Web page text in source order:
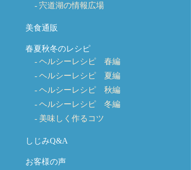
宍道湖の情報広場
美食通販
春夏秋冬のレシピ
ヘルシーレシピ 春編
ヘルシーレシピ 夏編
ヘルシーレシピ 秋編
ヘルシーレシピ 冬編
美味しく作るコツ
しじみQ&A
お客様の声